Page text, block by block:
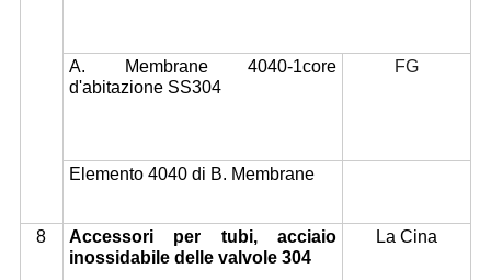
A. Membrane 4040-1core
d'abitazione SS304
FG
Elemento 4040 di B. Membrane
8
Accessori per tubi, acciaio
inossidabile delle valvole 304
La Cina